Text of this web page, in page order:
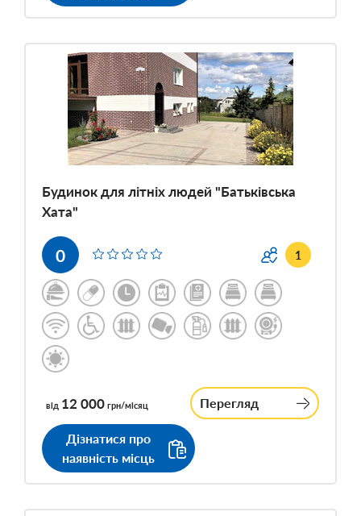
Будинок для літніх людей "Батьківська
Хата"
0 1
від 12 000 грн/місяц Перегляд
Дізнатися про
наявність місць